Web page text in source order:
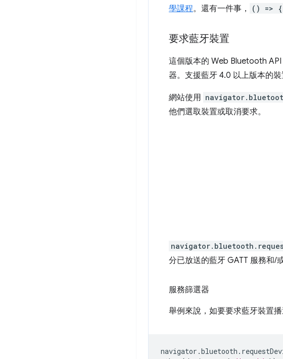
學課程。還有一件事， () =>
要求藍牙裝置
這個版本的 Web Bluetooth
器。支援藍牙 4.0 以上版本的裝
網站使用
他們選取裝置或取消要求。
分已放送的藍牙 GATT 服務和/
服務篩選器
舉例來說，如要要求藍牙裝置
navigator .bluetooth .